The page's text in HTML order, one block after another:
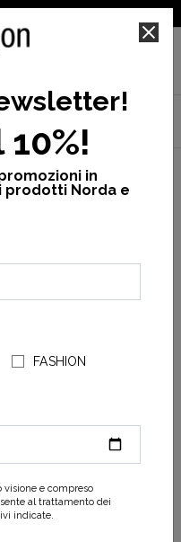
- Norda 001A G+
!
in
prodotti Norda e
FASHION
visione e compreso
al trattamento dei
indicate.